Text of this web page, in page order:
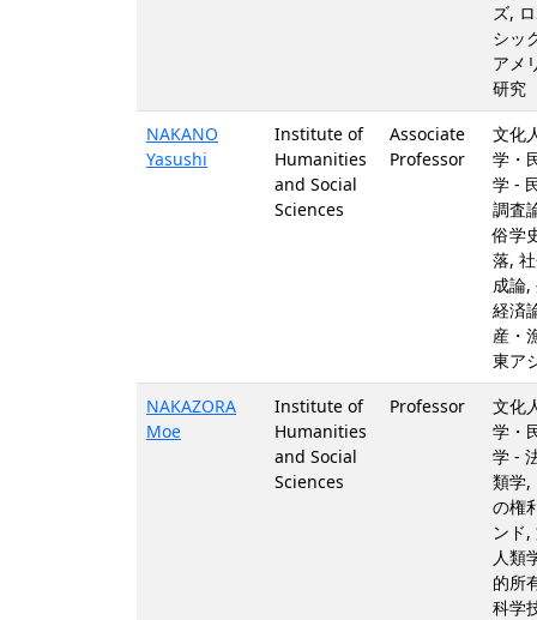
ズ,
シッ
アメ
研究
NAKANO
Yasushi
Institute of
Humanities
and Social
Sciences
Associate
Professor
文化
学・
学 -
調査
俗学
落,
成論,
経済
産・
東ア
NAKAZORA
Moe
Institute of
Humanities
and Social
Sciences
Professor
文化
学・
学 -
類学,
の権
ンド,
人類
的所
科学